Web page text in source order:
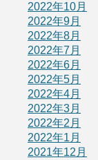
2022年10月
2022年9月
2022年8月
2022年7月
2022年6月
2022年5月
2022年4月
2022年3月
2022年2月
2022年1月
2021年12月